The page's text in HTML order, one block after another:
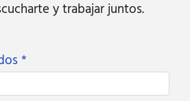
y trabajar juntos.
*